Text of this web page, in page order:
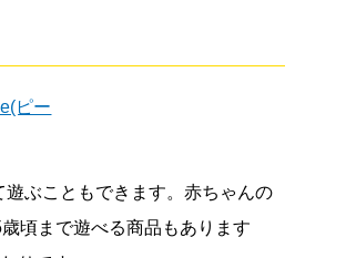
ぶこともできます。赤ちゃんの
頃まで遊べる商品もあります